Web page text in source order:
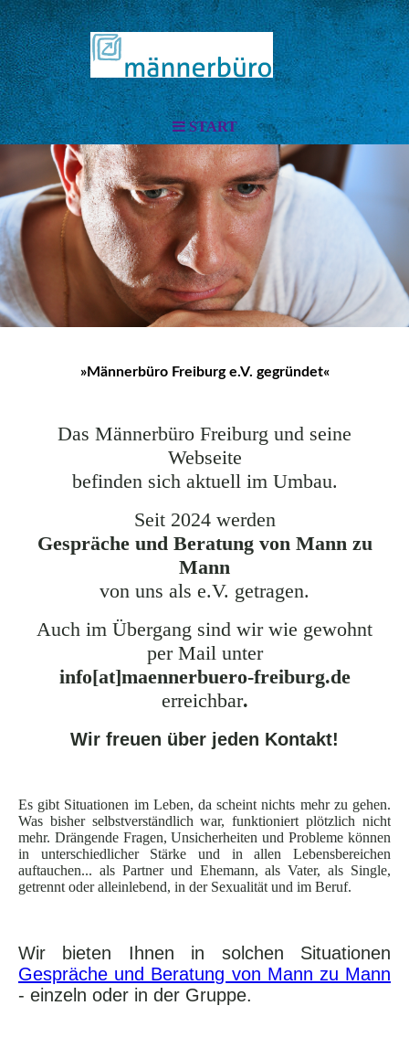
START
»Männerbüro Freiburg e.V. gegründet«
Das Männerbüro Freiburg und seine
Webseite
befinden sich aktuell im Umbau.
Seit 2024 werden
Gespräche und Beratung von Mann zu
Mann
von uns als e.V. getragen.
Auch im Übergang sind wir wie gewohnt
per Mail unter
info[at]maennerbuero-freiburg.de
erreichbar.
Wir freuen über jeden Kontakt!
Es gibt Situationen im Leben, da scheint nichts mehr zu gehen.
Was bisher selbstverständlich war, funktioniert plötzlich nicht
mehr. Drängende Fragen, Unsicherheiten und Probleme können
in unterschiedlicher Stärke und in allen Lebensbereichen
auftauchen... als Partner und Ehemann, als Vater, als Single,
getrennt oder alleinlebend, in der Sexualität und im Beruf.
Wir bieten Ihnen in solchen Situationen
Gespräche und Beratung von Mann zu Mann
- einzeln oder in der Gruppe.